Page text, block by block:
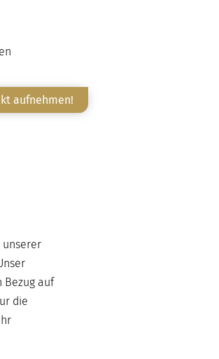
aufnehmen!
unserer
Bezug auf
die